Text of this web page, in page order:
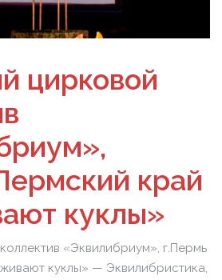
цирковой
край
куклы»
«Эквилибриум», г.Пермь
куклы» — Эквилибристика,